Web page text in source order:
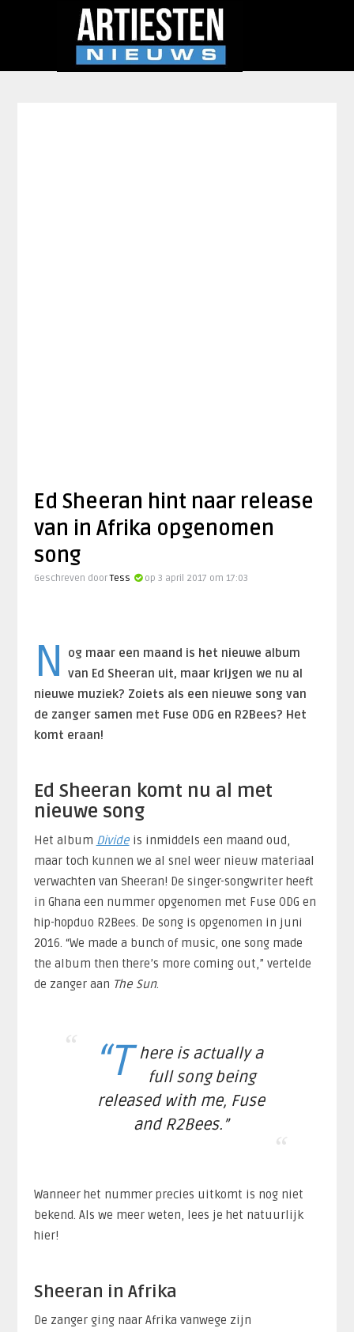
Ed Sheeran hint naar release
van in Afrika opgenomen
song
Geschreven doorTess op 3 april 2017 om 17:03
N
og maar een maand is het nieuwe album
van Ed Sheeran uit, maar krijgen we nu al
nieuwe muziek? Zoiets als een nieuwe song van
de zanger samen met Fuse ODG en R2Bees? Het
komt eraan!
Ed Sheeran komt nu al met
nieuwe song
Het album Divideis inmiddels een maand oud,
maar toch kunnen we al snel weer nieuw materiaal
verwachten van Sheeran! De singer-songwriter heeft
in Ghana een nummer opgenomen met Fuse ODG en
hip-hopduo R2Bees. De song is opgenomen in juni
2016. “We made a bunch of music, one song made
the album then there’s more coming out,” vertelde
de zanger aan The Sun.
“T here is actually a
full song being
released with me, Fuse
and R2Bees.”
Wanneer het nummer precies uitkomt is nog niet
bekend. Als we meer weten, lees je het natuurlijk
hier!
Sheeran in Afrika
De zanger ging naar Afrika vanwege zijn